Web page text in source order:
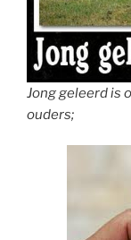
Jong geleerd is
ouders;